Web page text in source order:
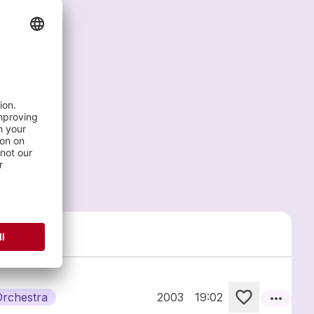
2003 19:02 more_horiz